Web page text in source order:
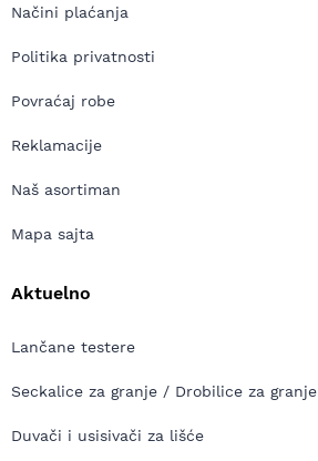
Načini plaćanja
Politika privatnosti
Povraćaj robe
Reklamacije
Naš asortiman
Mapa sajta
Aktuelno
Lančane testere
Seckalice za granje / Drobilice za granje
Duvači i usisivači za lišće